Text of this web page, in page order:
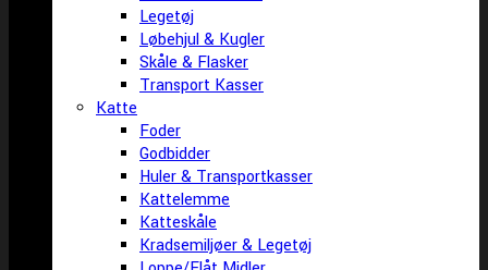
Legetøj
Løbehjul & Kugler
Skåle & Flasker
Transport Kasser
Katte
Foder
Godbidder
Huler & Transportkasser
Kattelemme
Katteskåle
Kradsemiljøer & Legetøj